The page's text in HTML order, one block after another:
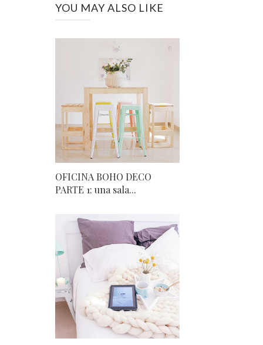
YOU MAY ALSO LIKE
OFICINA BOHO DECO
PARTE 1: una sala...